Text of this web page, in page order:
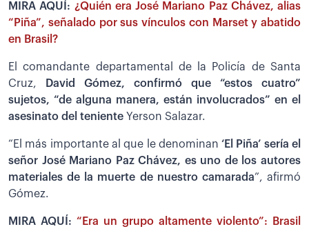
MIRA AQUÍ: ¿Quién era José Mariano Paz Chávez, alias
“Piña”, señalado por sus vínculos con Marset y abatido
en Brasil?
El comandante departamental de la Policía de Santa
Cruz, David Gómez, confirmó que “estos cuatro”
sujetos, “de alguna manera, están involucrados” en el
asesinato del teniente Yerson Salazar.
“El más importante al que le denominan‘El Piña’ sería el
señor José Mariano Paz Chávez, es uno de los autores
materiales de la muerte de nuestro camarada”, afirmó
Gómez.
MIRA AQUÍ: “Era un grupo altamente violento”: Brasil